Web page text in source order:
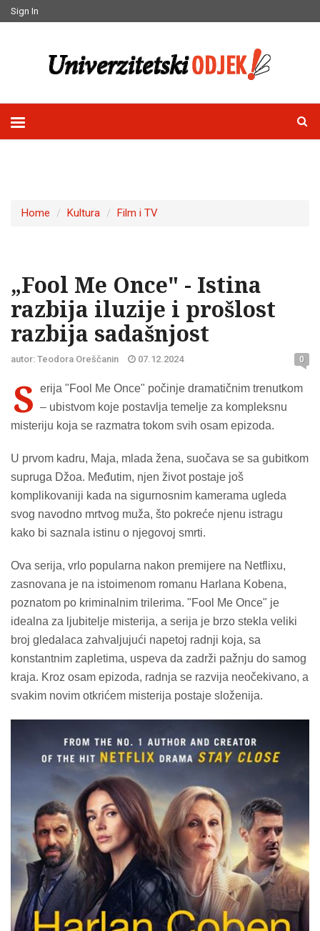
Sign In
Home Kultura Film i TV
„Fool Me Once" - Istina
razbija iluzije i prošlost
razbija sadašnjost
autor: Teodora Oreščanin 07.12.2024 0
S erija "Fool Me Once" počinje dramatičnim trenutkom
– ubistvom koje postavlja temelje za kompleksnu
misteriju koja se razmatra tokom svih osam epizoda.
U prvom kadru, Maja, mlada žena, suočava se sa gubitkom
supruga Džoa. Međutim, njen život postaje još
komplikovaniji kada na sigurnosnim kamerama ugleda
svog navodno mrtvog muža, što pokreće njenu istragu
kako bi saznala istinu o njegovoj smrti.
Ova serija, vrlo popularna nakon premijere na Netflixu,
zasnovana je na istoimenom romanu Harlana Kobena,
poznatom po kriminalnim trilerima. "Fool Me Once" je
idealna za ljubitelje misterija, a serija je brzo stekla veliki
broj gledalaca zahvaljujući napetoj radnji koja, sa
konstantnim zapletima, uspeva da zadrži pažnju do samog
kraja. Kroz osam epizoda, radnja se razvija neočekivano, a
svakim novim otkrićem misterija postaje složenija.